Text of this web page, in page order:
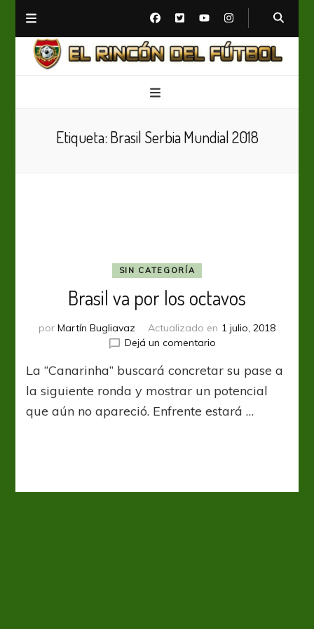
Etiqueta: Brasil Serbia Mundial 2018
SIN CATEGORÍA
Brasil va por los octavos
por Martín Bugliavaz Actualizado en 1 julio, 2018
Dejá un comentarioen
va
por
los
octavos
La “Canarinha” buscará concretar su pase a
la siguiente ronda y mostrar un potencial
que aún no apareció. Enfrente estará …